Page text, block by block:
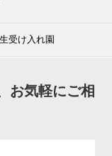
受け入れ園
お気軽にご相